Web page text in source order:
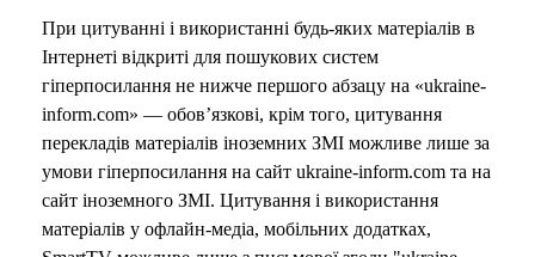
При цитуванні і використанні будь-яких матеріалів в
Інтернеті відкриті для пошукових систем
гіперпосилання не нижче першого абзацу на «ukraine-
inform.com» — обов’язкові, крім того, цитування
перекладів матеріалів іноземних ЗМІ можливе лише за
умови гіперпосилання на сайт ukraine-inform.com та на
сайт іноземного ЗМІ. Цитування і використання
матеріалів у офлайн-медіа, мобільних додатках,